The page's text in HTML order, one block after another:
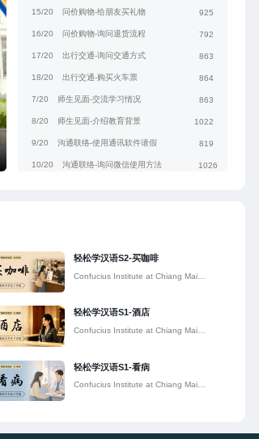
15/20 问价购物-给朋友买礼物 925
16/20 问价购物-询问退货流程 792
17/20 出行交通-询问交通方式 863
18/20 出行交通-购买火车票 864
7/20 师生见面-交流学习情况 863
8/20 师生见面-介绍教育背景 1022
9/20 沟通联络-使用通讯软件请假 819
10/20 沟通联络-询问微信使用方法 1026
2/20 入学报到-介绍个人信息
3/20 熟悉校园-介绍校内设施和方位 1057
4/20 熟悉校园-询问生活物品位置
5/20 点菜吃饭-使用手机点外卖
6/20 点菜吃饭-询问特色菜和口味
轻松学汉语S2-买咖啡
Confucius Institute at Chiang Mai
轻松学汉语S1-酒店
Confucius Institute at Chiang Mai
轻松学汉语S1-看病
Confucius Institute at Chiang Mai